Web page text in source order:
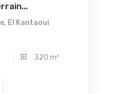
, El Kantaoui
320 m²